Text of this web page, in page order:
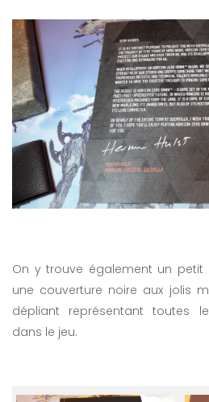
On y trouve également un petit
une couverture noire aux jolis
dépliant représentant toutes
dans le jeu.